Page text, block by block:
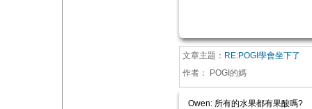
文章主題： RE:POGI學會坐下了
作者：
POGI的媽
Owen: 所有的水果都有果酸嗎?